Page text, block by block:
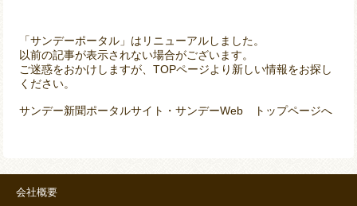
「サンデーポータル」はリニューアルしました。
以前の記事が表示されない場合がございます。
ご迷惑をおかけしますが、TOPページより新しい情報をお探し
ください。
サンデー新聞ポータルサイト・サンデーWeb トップページへ
会社概要